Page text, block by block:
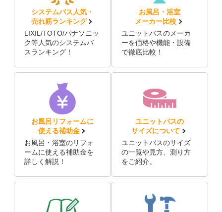
システムバス人気・
売れ筋ランキング
LIXIL/TOTO/パナソニッ
ク等人気のシステムバ
スランキング！
お風呂・浴室
メーカー比較
ユニットバスのメーカ
ーを価格や機能・設備
で徹底比較！
お風呂リフォームに
使える補助金
お風呂・浴室のリフォ
ームに使える補助金を
詳しく解説！
ユニットバスの
サイズについて
ユニットバスのサイズ
の一覧や見方、測り方
をご紹介。